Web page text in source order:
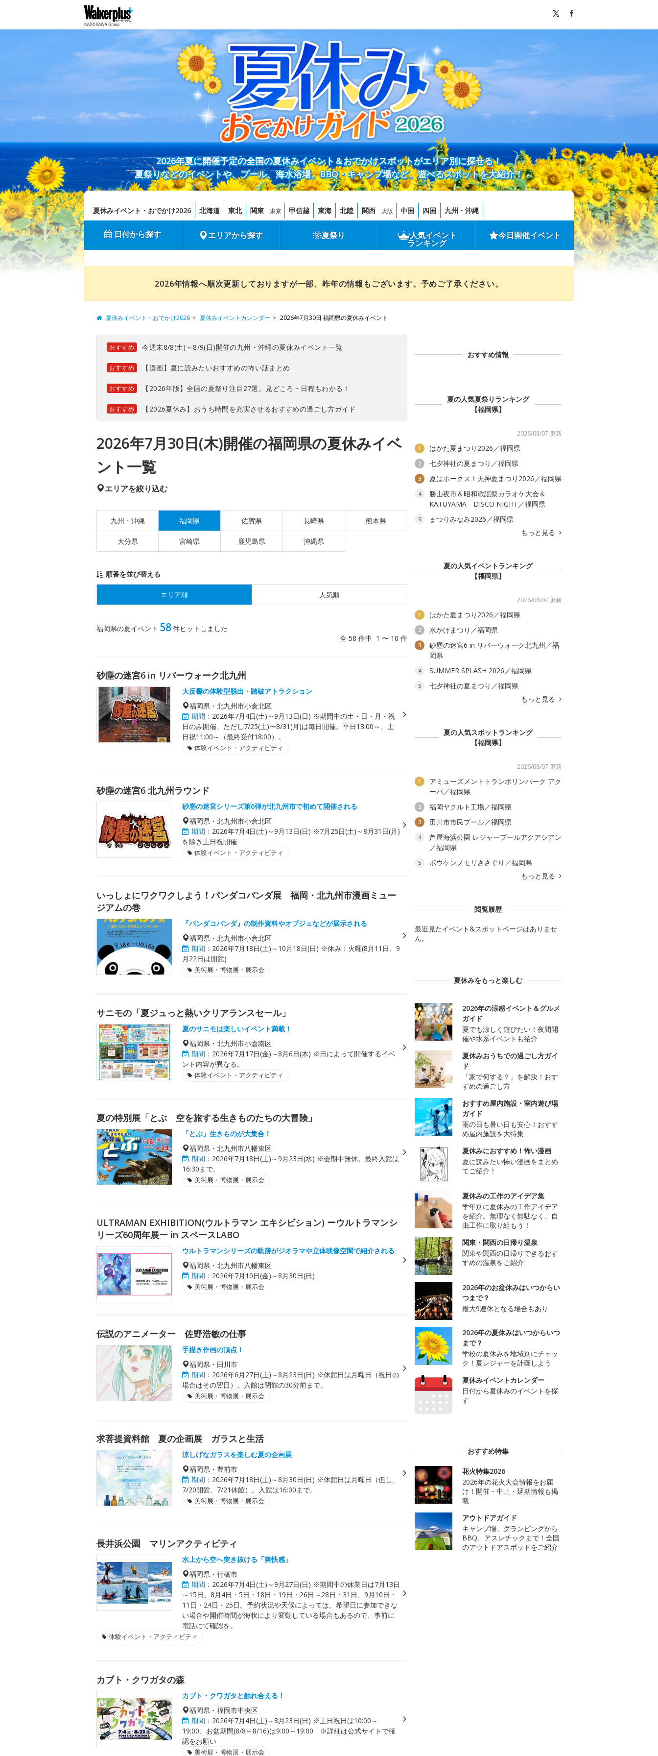
2026年夏に開催予定の全国の夏休みイベント＆おでかけスポットがエリア別に探せる！
夏祭りなどのイベントや、プール、海水浴場、BBQ・キャンプ場など、遊べるスポットを大紹介！
夏休みイベント・おでかけ2026 北海道 東北 関東 東京 甲信越 東海 北陸 関西 大阪 中国 四国 九州・沖縄
日付から探す エリアから探す 夏祭り 人気イベント
ランキング
今日開催イベント
2026年情報へ順次更新しておりますが一部、昨年の情報もございます。予めご了承ください。
夏休みイベント・おでかけ2026 夏休みイベントカレンダー 2026年7月30日 福岡県の夏休みイベント
おすすめ 今週末8/8(土)～8/9(日)開催の九州・沖縄の夏休みイベント一覧
おすすめ 【漫画】夏に読みたいおすすめの怖い話まとめ
おすすめ 【2026年版】全国の夏祭り注目27選。見どころ・日程もわかる！
おすすめ 【2026夏休み】おうち時間を充実させるおすすめの過ごし方ガイド
2026年7月30日(木)開催の福岡県の夏休みイベ
ント一覧
エリアを絞り込む
九州・沖縄 福岡県 佐賀県 長崎県 熊本県
大分県 宮崎県 鹿児島県 沖縄県
順番を並び替える
エリア順 人気順
福岡県の夏イベント 58件ヒットしました
全 58 件中 1 〜 10 件
砂塵の迷宮6 in リバーウォーク北九州
大反響の体験型脱出・踏破アトラクション
福岡県・北九州市小倉北区
期間： 2026年7月4日(土)～9月13日(日) ※期間中の土・日・月・祝
日のみ開催、ただし7/25(土)〜8/31(月)は毎日開催。平日13:00～、土
日祝11:00～（最終受付18:00）。
体験イベント・アクティビティ
砂塵の迷宮6 北九州ラウンド
砂塵の迷宮シリーズ第6弾が北九州市で初めて開催される
福岡県・北九州市小倉北区
期間： 2026年7月4日(土)～9月13日(日) ※7月25日(土)～8月31日(月)
を除き土日祝開催
体験イベント・アクティビティ
いっしょにワクワクしよう！パンダコパンダ展 福岡・北九州市漫画ミュー
ジアムの巻
『パンダコパンダ』の制作資料やオブジェなどが展示される
福岡県・北九州市小倉北区
期間： 2026年7月18日(土)～10月18日(日) ※休み：火曜(8月11日、9
月22日は開館)
美術展・博物展・展示会
サニモの「夏ジュっと熱いクリアランスセール」
夏のサニモは楽しいイベント満載！
福岡県・北九州市小倉南区
期間： 2026年7月17日(金)～8月6日(木) ※日によって開催するイベ
ント内容が異なる。
体験イベント・アクティビティ
夏の特別展「とぶ 空を旅する生きものたちの大冒険」
「とぶ」生きものが大集合！
福岡県・北九州市八幡東区
期間： 2026年7月18日(土)～9月23日(水) ※会期中無休。最終入館は
16:30まで。
美術展・博物展・展示会
ULTRAMAN EXHIBITION(ウルトラマン エキシビション) ーウルトラマンシ
リーズ60周年展ー in スペースLABO
ウルトラマンシリーズの軌跡がジオラマや立体映像空間で紹介される
福岡県・北九州市八幡東区
期間： 2026年7月10日(金)～8月30日(日)
美術展・博物展・展示会
伝説のアニメーター 佐野浩敏の仕事
手描き作画の頂点！
福岡県・田川市
期間： 2026年6月27日(土)～8月23日(日) ※休館日は月曜日（祝日の
場合はその翌日）。入館は閉館の30分前まで。
美術展・博物展・展示会
求菩提資料館 夏の企画展 ガラスと生活
涼しげなガラスを楽しむ夏の企画展
福岡県・豊前市
期間： 2026年7月18日(土)～8月30日(日) ※休館日は月曜日（但し、
7/20開館、7/21休館）。入館は16:00まで。
美術展・博物展・展示会
長井浜公園 マリンアクティビティ
水上から空へ突き抜ける「爽快感」
福岡県・行橋市
期間： 2026年7月4日(土)～9月27日(日) ※期間中の休業日は7月13日
～15日、8月4日・5日・18日・19日・26日～28日・31日、9月10日・
11日・24日・25日。予約状況や天候によっては、希望日に参加できな
い場合や開催時間が海状により変動している場合もあるので、事前に
電話にて確認を。
体験イベント・アクティビティ
カブト・クワガタの森
カブト・クワガタと触れ合える！
福岡県・福岡市中央区
期間： 2026年7月4日(土)～8月23日(日) ※土日祝日は10:00～
19:00、お盆期間(8/8～8/16)は9:00～19:00 ※詳細は公式サイトで確
認をお願い
美術展・博物展・展示会
おすすめ情報
夏の人気夏祭りランキング
【福岡県】
2026/08/07 更新
1 はかた夏まつり2026／福岡県
2 七夕神社の夏まつり／福岡県
3 夏はホークス！天神夏まつり2026／福岡県
4
勝山夜市＆昭和歌謡祭カラオケ大会＆
KATUYAMA DISCO NIGHT／福岡県
5
まつりみなみ2026／福岡県
もっと見る
夏の人気イベントランキング
【福岡県】
2026/08/07 更新
1 はかた夏まつり2026／福岡県
2 水かけまつり／福岡県
3
砂塵の迷宮6 in リバーウォーク北九州／福
岡県
4 SUMMER SPLASH 2026／福岡県
5
七夕神社の夏まつり／福岡県
もっと見る
夏の人気スポットランキング
【福岡県】
2026/08/07 更新
1
アミューズメントトランポリンパーク アク
ーパ／福岡県
2 福岡ヤクルト工場／福岡県
3 田川市市民プール／福岡県
4
芦屋海浜公園 レジャープールアクアシアン
／福岡県
5
ボウケンノモリささぐり／福岡県
もっと見る
閲覧履歴
最近見たイベント&スポットページはありませ
ん。
夏休みをもっと楽しむ
2026年の涼感イベント＆グルメ
ガイド
夏でも涼しく遊びたい！夜間開
催や水系イベントも紹介
夏休みおうちでの過ごし方ガイ
ド
「家で何する？」を解決！おす
すめの過ごし方
おすすめ屋内施設・室内遊び場
ガイド
雨の日も暑い日も安心！おすす
め屋内施設を大特集
夏休みにおすすめ！怖い漫画
夏に読みたい怖い漫画をまとめ
てご紹介！
夏休みの工作のアイデア集
学年別に夏休みの工作アイデア
を紹介。無理なく無駄なく、自
由工作に取り組もう！
関東・関西の日帰り温泉
関東や関西の日帰りできるおす
すめの温泉をご紹介
2026年のお盆休みはいつからい
つまで？
最大9連休となる場合もあり
2026年の夏休みはいつからいつ
まで？
学校の夏休みを地域別にチェッ
ク！夏レジャーを計画しよう
夏休みイベントカレンダー
日付から夏休みのイベントを探
す
おすすめ特集
花火特集2026
2026年の花火大会情報をお届
け！開催・中止・延期情報も掲
載
アウトドアガイド
キャンプ場、グランピングから
BBQ、アスレチックまで！全国
のアウトドアスポットをご紹介